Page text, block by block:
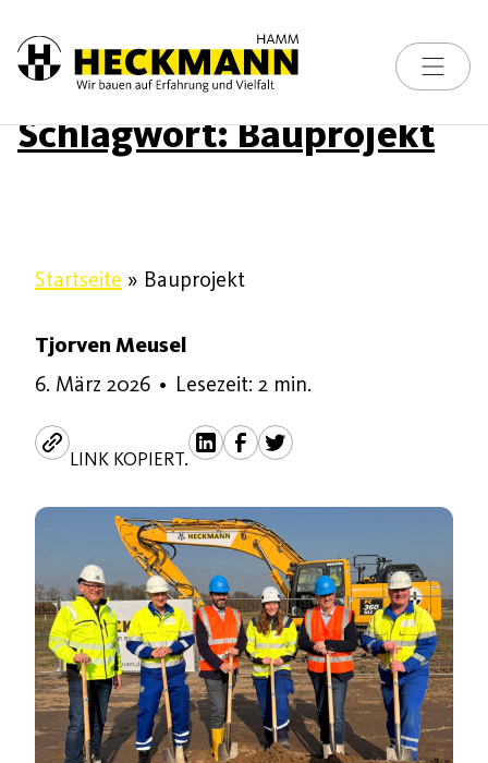
Skip to content
Toggle
Schlagwort:Bauprojekt
Startseite » Bauprojekt
Tjorven Meusel
6. März 20266. März 2026
• Lesezeit: 2 min.
LINK KOPIERT.